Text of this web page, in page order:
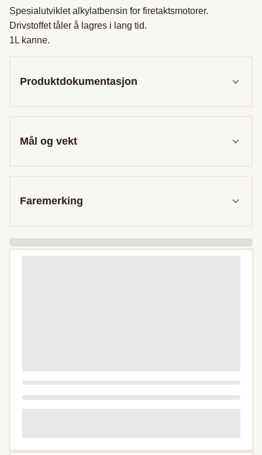
Spesialutviklet alkylatbensin for firetaktsmotorer.
Drivstoffet tåler å lagres i lang tid.
1L kanne.
Produktdokumentasjon
Mål og vekt
Faremerking